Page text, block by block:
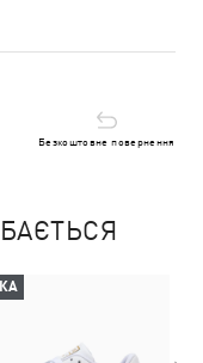
Безкоштовне повернення